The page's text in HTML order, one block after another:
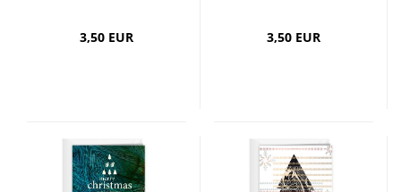
3,50 EUR 3,50 EUR